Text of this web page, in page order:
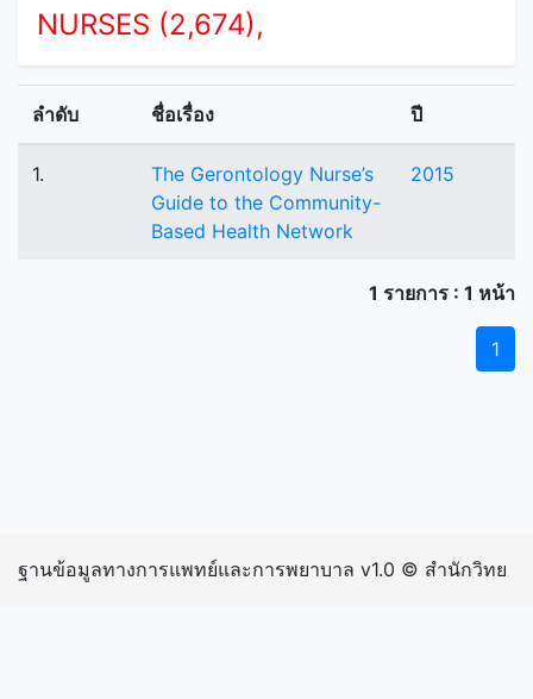
NURSES (2,674),
ลำดับ ชื่อเรื่อง ปี
1.
The Gerontology Nurse’s
Guide to the Community-
Based Health Network
2015
1 รายการ : 1 หน้า
1
ฐานข้อมูลทางการแพทย์และการพยาบาล v1.0 © สำนักวิทย